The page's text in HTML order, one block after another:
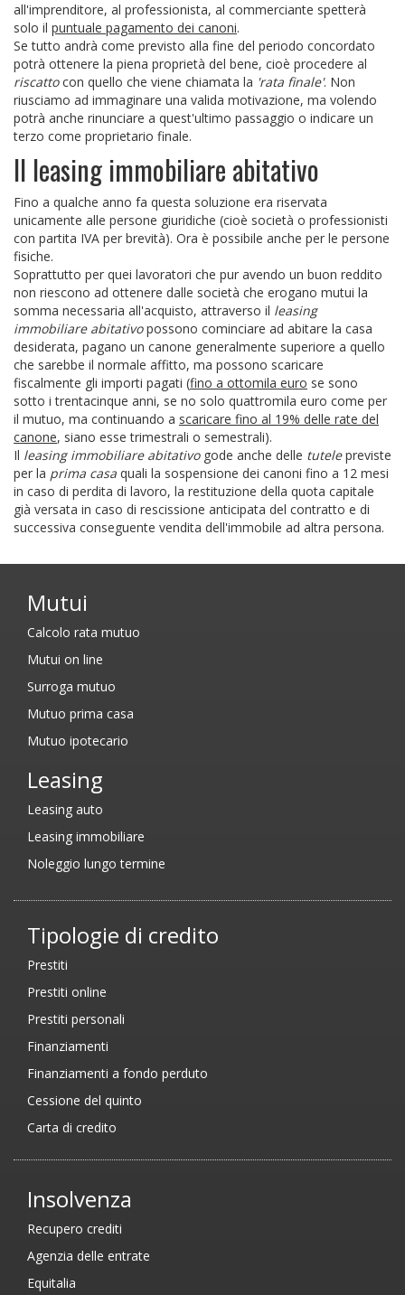
all'imprenditore, al professionista, al commerciante spetterà
solo il puntuale pagamento dei canoni.
Se tutto andrà come previsto alla fine del periodo concordato
potrà ottenere la piena proprietà del bene, cioè procedere al
riscattocon quello che viene chiamata la 'rata finale'. Non
riusciamo ad immaginare una valida motivazione, ma volendo
potrà anche rinunciare a quest'ultimo passaggio o indicare un
terzo come proprietario finale.
Il leasing immobiliare abitativo
Fino a qualche anno fa questa soluzione era riservata
unicamente alle persone giuridiche (cioè società o professionisti
con partita IVA per brevità). Ora è possibile anche per le persone
fisiche.
Soprattutto per quei lavoratori che pur avendo un buon reddito
non riescono ad ottenere dalle società che erogano mutui la
somma necessaria all'acquisto, attraverso il leasing
immobiliare abitativopossono cominciare ad abitare la casa
desiderata, pagano un canone generalmente superiore a quello
che sarebbe il normale affitto, ma possono scaricare
fiscalmente gli importi pagati (fino a ottomila euro se sono
sotto i trentacinque anni, se no solo quattromila euro come per
il mutuo, ma continuando a scaricare fino al 19% delle rate del
canone, siano esse trimestrali o semestrali).
Il leasing immobiliare abitativogode anche delle tutelepreviste
per la prima casa quali la sospensione dei canoni fino a 12 mesi
in caso di perdita di lavoro, la restituzione della quota capitale
già versata in caso di rescissione anticipata del contratto e di
successiva conseguente vendita dell'immobile ad altra persona.
Mutui
Calcolo rata mutuo
Mutui on line
Surroga mutuo
Mutuo prima casa
Mutuo ipotecario
Leasing
Leasing auto
Leasing immobiliare
Noleggio lungo termine
Tipologie di credito
Prestiti
Prestiti online
Prestiti personali
Finanziamenti
Finanziamenti a fondo perduto
Cessione del quinto
Carta di credito
Insolvenza
Recupero crediti
Agenzia delle entrate
Equitalia